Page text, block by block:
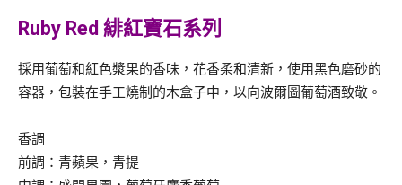
Ruby Red 緋紅寶石系列
採用葡萄和紅色漿果的香味，花香柔和清新，使用黑色磨砂的
容器，包裝在手工燒制的木盒子中，以向波爾圖葡萄酒致敬。
香調
前調：青蘋果，青提